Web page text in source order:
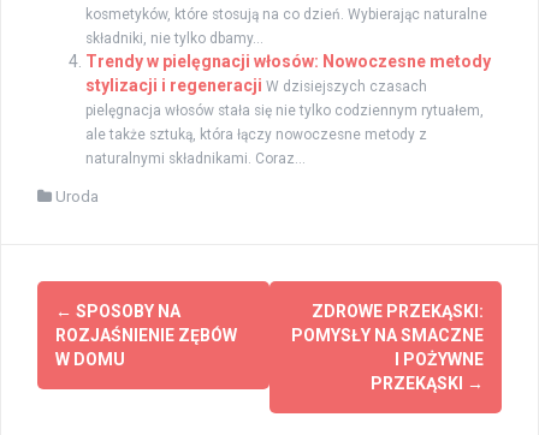
kosmetyków, które stosują na co dzień. Wybierając naturalne
składniki, nie tylko dbamy...
Trendy w pielęgnacji włosów: Nowoczesne metody
stylizacji i regeneracji W dzisiejszych czasach
pielęgnacja włosów stała się nie tylko codziennym rytuałem,
ale także sztuką, która łączy nowoczesne metody z
naturalnymi składnikami. Coraz...
Uroda
Zobacz
wpisy
← SPOSOBY NA
ROZJAŚNIENIE ZĘBÓW
W DOMU
ZDROWE PRZEKĄSKI:
POMYSŁY NA SMACZNE
I POŻYWNE
PRZEKĄSKI
→